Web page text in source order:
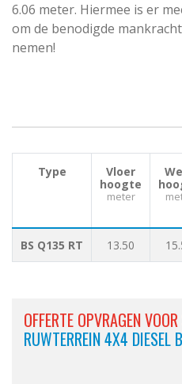
6.06 meter. Hiermee is er
om de benodigde
nemen!
Type
Vloer
hoogte
meter
BS Q135 RT 13.50
OFFERTE OPVRAGEN VOOR
RUWTERREIN 4X4 DIESEL